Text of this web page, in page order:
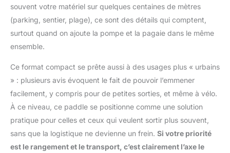
souvent votre matériel sur quelques centaines de mètres
(parking, sentier, plage), ce sont des détails qui comptent,
surtout quand on ajoute la pompe et la pagaie dans le même
ensemble.
Ce format compact se prête aussi à des usages plus « urbains
» : plusieurs avis évoquent le fait de pouvoir l’emmener
facilement, y compris pour de petites sorties, et même à vélo.
À ce niveau, ce paddle se positionne comme une solution
pratique pour celles et ceux qui veulent sortir plus souvent,
sans que la logistique ne devienne un frein. Si votre priorité
est le rangement et le transport, c’est clairement l’axe le